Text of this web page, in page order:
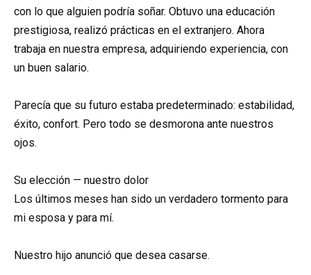
con lo que alguien podría soñar. Obtuvo una educación
prestigiosa, realizó prácticas en el extranjero. Ahora
trabaja en nuestra empresa, adquiriendo experiencia, con
un buen salario.
Parecía que su futuro estaba predeterminado: estabilidad,
éxito, confort. Pero todo se desmorona ante nuestros
ojos.
Su elección — nuestro dolor
Los últimos meses han sido un verdadero tormento para
mi esposa y para mí.
Nuestro hijo anunció que desea casarse.